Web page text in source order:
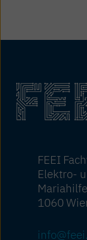
FEEI
Elektro-
1060